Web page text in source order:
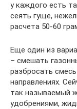
у каждого есть
сеять гуще,
расчета 50-60
Еще один из
– смешать
разбросать
направлениях.
так называемый
удобрениями,